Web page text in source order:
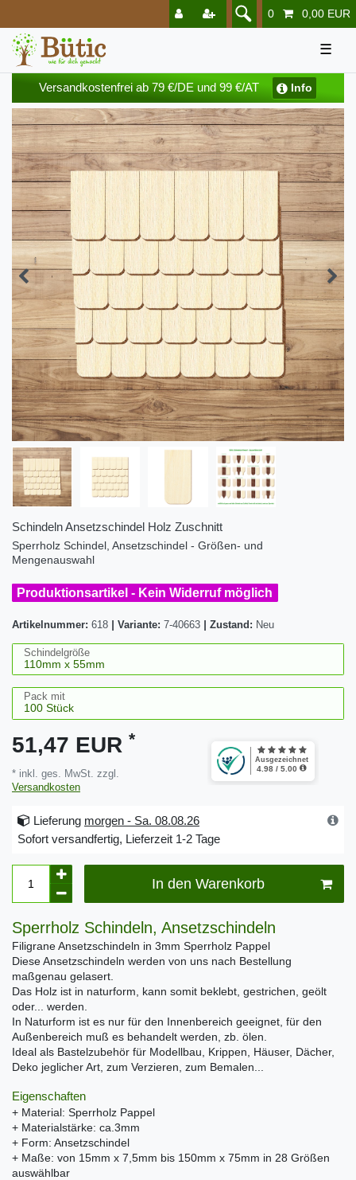
0 0,00 EUR
☰
Versandkostenfrei ab 79 €/DE und 99 €/AT Info
Schindeln Ansetzschindel Holz Zuschnitt
Sperrholz Schindel, Ansetzschindel - Größen- und
Mengenauswahl
Produktionsartikel - Kein Widerruf möglich
Artikelnummer: 618 Variante: 7-40663 Zustand: Neu
Schindelgröße
Pack mit
51,47 EUR *
* inkl. ges. MwSt. zzgl.
Versandkosten
Lieferung morgen - Sa. 08.08.26
Sofort versandfertig, Lieferzeit 1-2 Tage
In den Warenkorb
Sperrholz Schindeln, Ansetzschindeln
Filigrane Ansetzschindeln in 3mm Sperrholz Pappel
Diese Ansetzschindeln werden von uns nach Bestellung
maßgenau gelasert.
Das Holz ist in naturform, kann somit beklebt, gestrichen, geölt
oder... werden.
In Naturform ist es nur für den Innenbereich geeignet, für den
Außenbereich muß es behandelt werden, zb. ölen.
Ideal als Bastelzubehör für Modellbau, Krippen, Häuser, Dächer,
Deko jeglicher Art, zum Verzieren, zum Bemalen...
Eigenschaften
+ Material: Sperrholz Pappel
+ Materialstärke: ca.3mm
+ Form: Ansetzschindel
+ Maße: von 15mm x 7,5mm bis 150mm x 75mm in 28 Größen
auswählbar